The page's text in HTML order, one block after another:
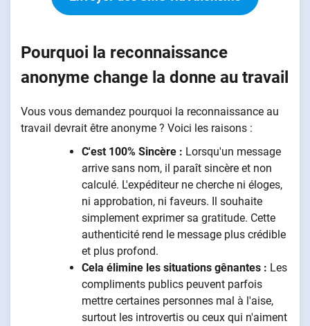
Pourquoi la reconnaissance
anonyme change la donne au travail
Vous vous demandez pourquoi la reconnaissance au
travail devrait être anonyme ? Voici les raisons :
C'est 100% Sincère : Lorsqu'un message
arrive sans nom, il paraît sincère et non
calculé. L'expéditeur ne cherche ni éloges,
ni approbation, ni faveurs. Il souhaite
simplement exprimer sa gratitude. Cette
authenticité rend le message plus crédible
et plus profond.
Cela élimine les situations gênantes : Les
compliments publics peuvent parfois
mettre certaines personnes mal à l'aise,
surtout les introvertis ou ceux qui n'aiment